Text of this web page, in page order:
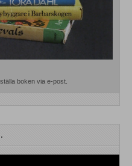
boken via e-post.